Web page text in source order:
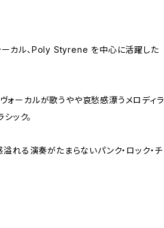
ーカル、Poly Styrene を中心に活躍した
ォーカルが歌うやや哀愁感漂うメロディラ
ック。
る演奏がたまらないパンク・ロック・チ